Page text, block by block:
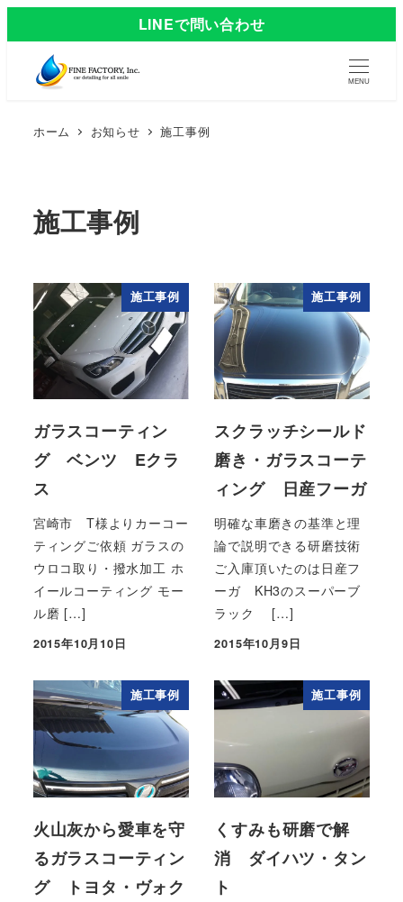
LINEで問い合わせ
MENU
ホーム お知らせ 施工事例
施工事例
施工事例
ガラスコーティン
グ ベンツ Eクラ
ス
宮崎市 T様よりカーコー
ティングご依頼 ガラスの
ウロコ取り・撥水加工 ホ
イールコーティング モー
ル磨 […]
投稿日
2015年10月10日
施工事例
スクラッチシールド
磨き・ガラスコーテ
ィング 日産フーガ
明確な車磨きの基準と理
論で説明できる研磨技術
ご入庫頂いたのは日産フ
ーガ KH3のスーパーブ
ラック […]
投稿日
2015年10月9日
施工事例
火山灰から愛車を守
るガラスコーティン
グ トヨタ・ヴォク
施工事例
くすみも研磨で解
消 ダイハツ・タン
ト